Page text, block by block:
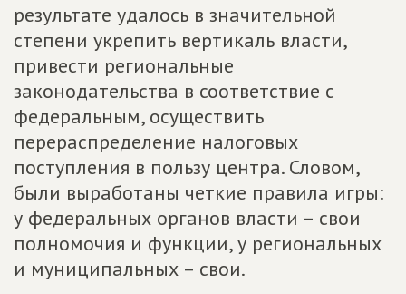
результате удалось в значительной
степени укрепить вертикаль власти,
привести региональные
законодательства в соответствие с
федеральным, осуществить
перераспределение налоговых
поступления в пользу центра. Словом,
были выработаны четкие правила игры:
у федеральных органов власти – свои
полномочия и функции, у региональных
и муниципальных – свои.